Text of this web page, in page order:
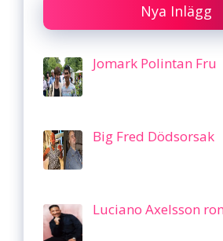
Nya Inlägg
Jomark Polintan Fru
Big Fred Dödsorsak
Luciano Axelsson